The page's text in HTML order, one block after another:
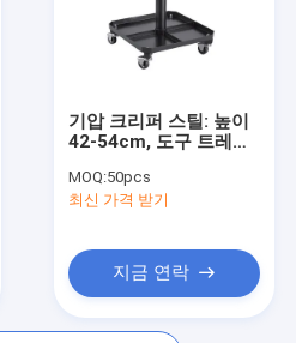
기압 크리퍼 스틸: 높이
42-54cm, 도구 트레이,
한 4 개의 캐스터
MOQ:50pcs
최신 가격 받기
지금 연락